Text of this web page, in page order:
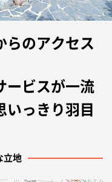
らのアクセス
ービスが一流
いっきり羽目
立地